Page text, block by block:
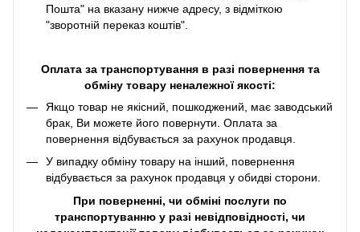
Пошта" на вказану нижче адресу, з відміткою
"зворотній переказ коштів".
Оплата за транспортування в разі повернення та
обміну товару неналежної якості:
Якщо товар не якісний, пошкоджений, має заводський
брак, Ви можете його повернути. Оплата за
повернення відбувається за рахунок продавця.
У випадку обміну товару на інший, повернення
відбувається за рахунок продавця у обидві сторони.
При поверненні, чи обміні послуги по
транспортуванню у разі невідповідності, чи